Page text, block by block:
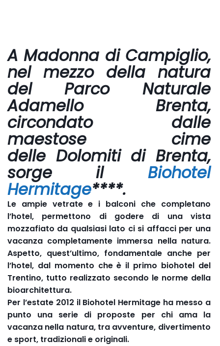
AMadonna di Campiglio,
nel mezzo della natura
del Parco Naturale
Adamello Brenta,
circondato dalle
maestose cime
delle Dolomiti di Brenta,
sorge il Biohotel
Hermitage****.
Le ampie vetrate e i balconi che completano
l’hotel, permettono di godere di una vista
mozzafiato da qualsiasi lato ci si affacci per una
vacanza completamente immersa nella natura.
Aspetto, quest’ultimo, fondamentale anche per
l’hotel, dal momento che è il primo biohotel del
Trentino, tutto realizzato secondo le norme della
bioarchitettura.
Per l’estate 2012 il Biohotel Hermitage ha messo a
punto una serie di proposte per chi ama la
vacanza nella natura, tra avventure, divertimento
e sport, tradizionali e originali.